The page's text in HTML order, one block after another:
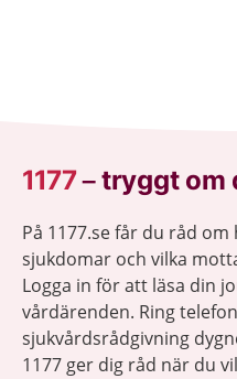
1177–tryggt om
På 1177.se får du råd
sjukdomar och vilka
Logga in för att läsa din
vårdärenden. Ring
sjukvårdsrådgivning
1177 ger dig råd när du